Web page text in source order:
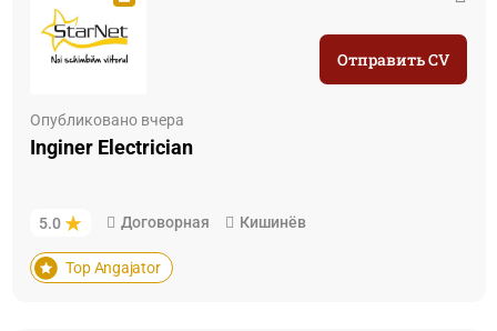
Опубликовано вчера
Inginer Electrician
5.0 Договорная Кишинёв
Top Angajator
Отправить CV